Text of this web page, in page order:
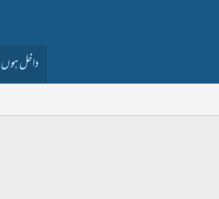
داخل ہوں